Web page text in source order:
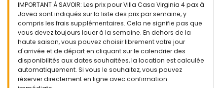
grand terrain clos
piscine privée mesurant 10m x 5m et 2m de profondeur
magnifique jardin engazonné avec arbres et mobilier de
jardin avec transats
2 terrasses
cuisine extérieure et barbecue
coin salon extérieur
2 places de parking privées couvertes
IMPORTANT À SAVOIR: Les prix pour Villa Casa Virginia 4 pax à
Javea sont indiqués sur la liste des prix par semaine, y
compris les frais supplémentaires. Cela ne signifie pas que
vous devez toujours louer à la semaine. En dehors de la
haute saison, vous pouvez choisir librement votre jour
d'arrivée et de départ en cliquant sur le calendrier des
disponibilités aux dates souhaitées, la location est calculée
automatiquement. Si vous le souhaitez, vous pouvez
réserver directement en ligne avec confirmation